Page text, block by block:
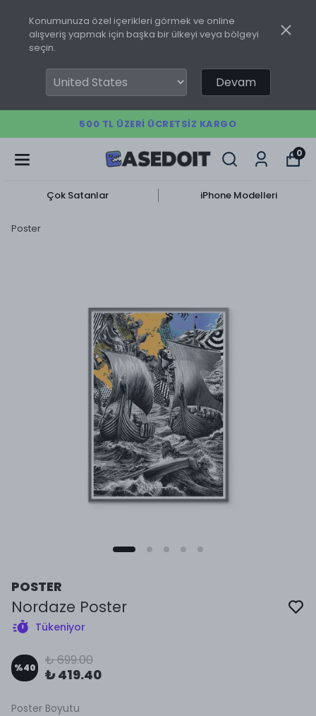
Konumunuza özel içerikleri görmek ve online
alışveriş yapmak için başka bir ülkeyi veya bölgeyi
seçin.
Devam
500 TL ÜZERI ÜCRETSIZ KARGO
0
Çok Satanlar iPhone Modelleri
Poster
POSTER
Nordaze Poster
Tükeniyor
%40 ₺ 699.00
₺ 419.40
Poster Boyutu